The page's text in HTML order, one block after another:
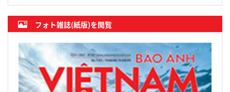
フォト雑誌(紙版)を閲覧